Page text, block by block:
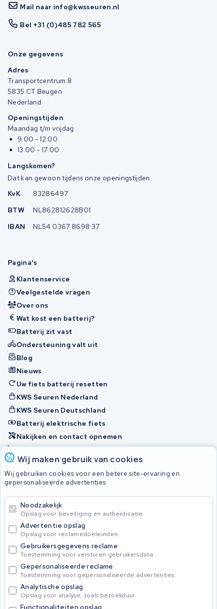
Wij maken gebruik van cookies
Wij gebruiken cookies voor een betere site-ervaring en
gepersonaliseerde advertenties.
Noodzakelijk
Opslag voor beveiliging en authenticatie.
Advertentie opslag
Opslag voor reclamedoeleinden.
Gebruikersgegevens reclame
Toestemming voor versturen gebruikersdata.
Gepersonaliseerde reclame
Toestemming voor gepersonaliseerde advertenties.
Analytische opslag
Opslag voor analyse, zoals bezoekduur.
Functionaliteiten opslag
Mail naar info@kwsseuren.nl
Bel +31 (0)485 782 565
Onze gegevens
Adres
Transportcentrum 8
5835 CT Beugen
Nederland
Openingstijden
Maandag t/m vrijdag
9:00 - 12:00
13:00 - 17:00
Langskomen?
Dat kan gewoon tijdens onze openingstijden.
KvK
83286497
BTW
NL862812628B01
IBAN
NL54 0367 8698 37
Pagina's
Klantenservice
Veelgestelde vragen
Over ons
Wat kost een batterij?
Batterij zit vast
Ondersteuning valt uit
Blog
Nieuws
Uw fiets batterij resetten
KWS Seuren Nederland
KWS Seuren Deutschland
Batterij elektrische fiets
Nakijken en contact opnemen
Onherstelbaar
Accu's
© 2026 KWS Seuren
Algemene voorwaarden
Privacy Policy